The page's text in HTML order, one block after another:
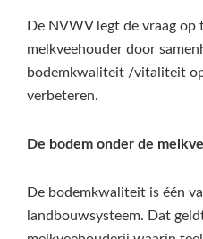
De NVWV legt de vraag op
melkveehouder door
bodemkwaliteit /vitaliteit
verbeteren.
De bodem onder de
De bodemkwaliteit is één
landbouwsysteem. Dat